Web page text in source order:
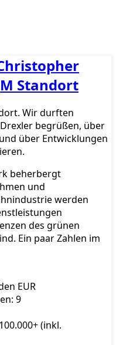
Standort
Wir durften
begrüßen, über
über Entwicklungen
beherbergt
und
werden
des grünen
Ein paar Zahlen im
EUR
9
(inkl.